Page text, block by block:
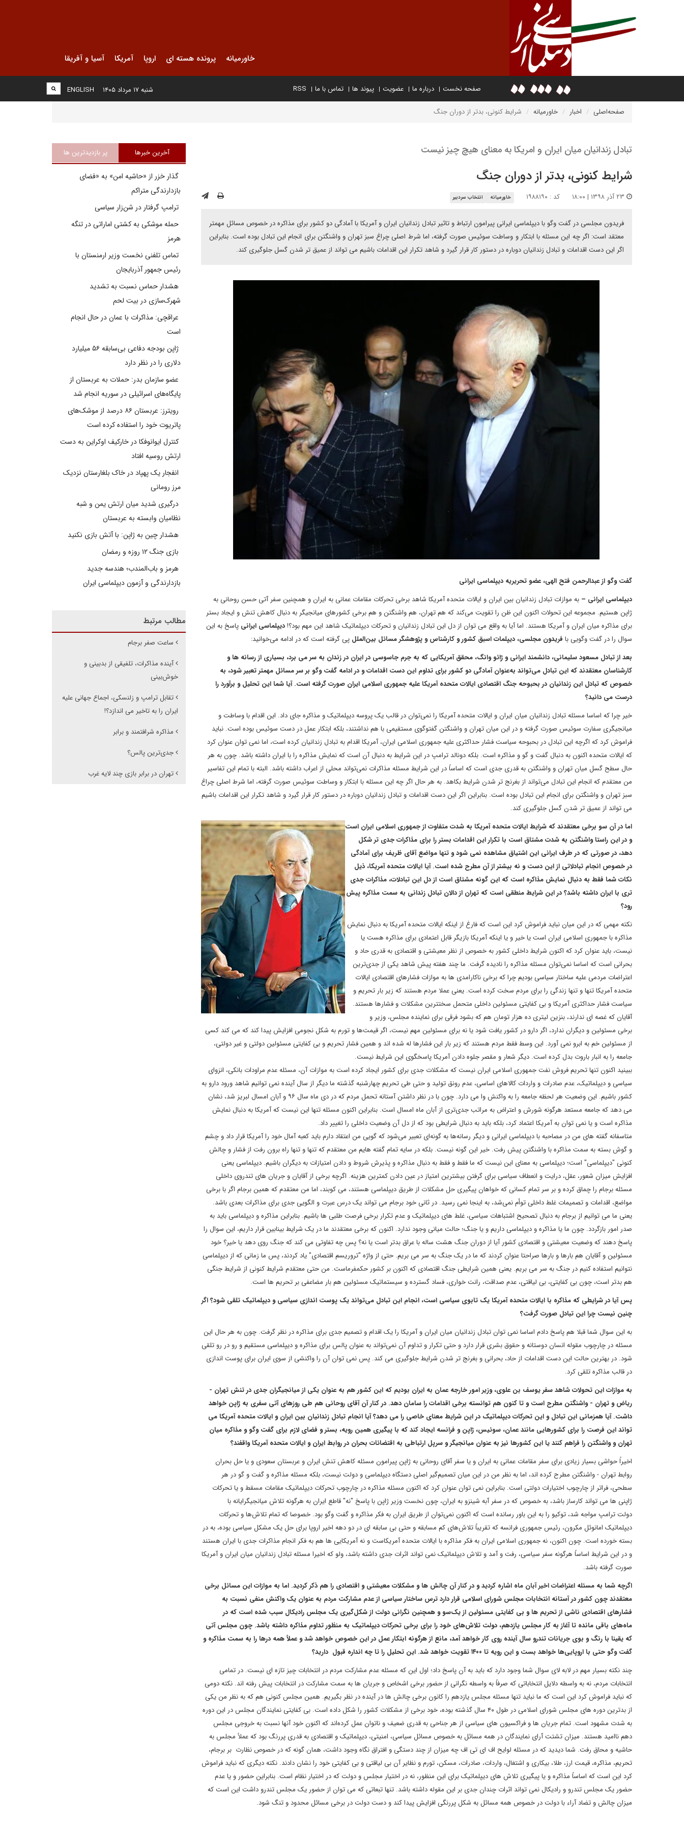
خاورمیانه پرونده هسته ای اروپا آمریکا آسیا و آفریقا
صفحه نخست درباره ما عضویت پیوند ها تماس با ما RSS
ENGLISH شنبه ۱۷ مرداد ۱۴۰۵
صفحه‌اصلی اخبار خاورمیانه شرایط کنونی، بدتر از دوران جنگ
تبادل زندانیان میان ایران و امریکا به معنای هیچ چیز نیست
شرایط کنونی، بدتر از دوران جنگ
کد : ۱۹۸۸۱۹۰ خاورمیانه انتخاب سردبیر
فریدون مجلسی در گفت وگو با دیپلماسی ایرانی پیرامون ارتباط و تاثیر تبادل زندانیان ایران و آمریکا با آمادگی دو کشور برای مذاکره در خصوص مسائل مهمتر
معتقد است: اگر چه این مسئله با ابتکار و وساطت سوئیس صورت گرفته، اما شرط اصلی چراغ سبز تهران و واشنگتن برای انجام این تبادل بوده است. بنابراین
اگر این دست اقدامات و تبادل زندانیان دوباره در دستور کار قرار گیرد و شاهد تکرار این اقدامات باشیم می تواند از عمیق تر شدن گسل جلوگیری کند.
گفت وگو از عبدالرحمن فتح الهی، عضو تحریریه دیپلماسی ایرانی
دیپلماسی ایرانی – به موازات تبادل زندانیان بین ایران و ایالات متحده آمریکا شاهد برخی تحرکات مقامات عمانی به ایران و همچنین سفر آتی حسن روحانی به
ژاپن هستیم. مجموعه این تحولات اکنون این ظن را تقویت می‌کند که هم تهران، هم واشنگتن و هم برخی کشورهای میانجیگر به دنبال کاهش تنش و ایجاد بستر
برای مذاکره میان ایران و آمریکا هستند. اما آیا به واقع می توان از دل این تبادل زندانیان و تحرکات دیپلماتیک شاهد این مهم بود؟!دیپلماسی ایرانی پاسخ به این
سوال را در گفت وگویی با فریدون مجلسی، دیپلمات اسبق کشور و کارشناس و پژوهشگر مسائل بین‌الملل پی گرفته است که در ادامه می‌خوانید:
بعد از تبادل مسعود سلیمانی، دانشمند ایرانی و ژائو وانگ، محقق آمریکایی که به جرم جاسوسی در ایران در زندان به سر می برد، بسیاری از رسانه ها و
کارشناسان معتقدند که این تبادل می‌تواند به‌عنوان آمادگی دو کشور برای تداوم این دست اقدامات و در ادامه گفت وگو بر سر مسائل مهمتر تعبیر شود، به
خصوص که تبادل این زندانیان در بحبوحه جنگ اقتصادی ایالات متحده آمریکا علیه جمهوری اسلامی ایران صورت گرفته است. آیا شما این تحلیل و برآورد را
درست می دانید؟
خیر چرا که اساسا مسئله تبادل زندانیان میان ایران و ایالات متحده آمریکا را نمی‌توان در قالب یک پروسه دیپلماتیک و مذاکره جای داد. این اقدام با وساطت و
میانجیگری سفارت سوئیس صورت گرفته و در این میان تهران و واشنگتن گفتوگوی مستقیمی با هم نداشتند، بلکه ابتکار عمل در دست سوئیس بوده است. نباید
فراموش کرد که اگرچه این تبادل در بحبوحه سیاست فشار حداکثری علیه جمهوری اسلامی ایران، آمریکا اقدام به تبادل زندانیان کرده است، اما نمی توان عنوان کرد
که ایالات متحده اکنون به دنبال گفت و گو و مذاکره است. بلکه دونالد ترامپ در این شرایط به دنبال آن است که نمایش مذاکره را با ایران داشته باشد. چون به هر
حال سطح گسل میان تهران و واشنگتن به قدری جدی است که اساساً در این شرایط مسئله مذاکرات نمی‌تواند محلی از اعراب داشته باشد. البته با تمام این تفاسیر
من معتقدم که انجام این تبادل می‌تواند از بغرنج تر شدن شرایط بکاهد. به هر حال اگر چه این مسئله با ابتکار و وساطت سوئیس صورت گرفته، اما شرط اصلی چراغ
سبز تهران و واشنگتن برای انجام این تبادل بوده است. بنابراین اگر این دست اقدامات و تبادل زندانیان دوباره در دستور کار قرار گیرد و شاهد تکرار این اقدامات باشیم
می تواند از عمیق تر شدن گسل جلوگیری کند.
اما در آن سو برخی معتقدند که شرایط ایالات متحده آمریکا به شدت متفاوت از جمهوری اسلامی ایران است
و در این راستا واشنگتن به شدت مشتاق است با تکرار این اقدامات بستر را برای مذاکرات جدی تر شکل
دهد، در صورتی که در طرف ایرانی این اشتیاق مشاهده نمی شود و تنها مواضع آقای ظریف برای آمادگی
در خصوص انجام تبادلاتی از این دست و نه بیشتر از آن مطرح شده است. آیا ایالات متحده آمریکا، ذیل
نکات شما فقط به دنبال نمایش مذاکره است که این گونه مشتاق است از دل این تبادلات، مذاکرات جدی
تری با ایران داشته باشد؟ در این شرایط منطقی است که تهران از دالان تبادل زندانی به سمت مذاکره پیش
رود؟
نکته مهمی که در این میان نباید فراموش کرد این است که فارغ از اینکه ایالات متحده آمریکا به دنبال نمایش
مذاکره با جمهوری اسلامی ایران است یا خیر و یا اینکه آمریکا بازیگر قابل اعتمادی برای مذاکره هست یا
نیست، باید عنوان کرد که اکنون شرایط داخلی کشور به خصوص از نظر معیشتی و اقتصادی به قدری حاد و
بحرانی است که اساسا نمی‌توان مسئله مذاکره را نادیده گرفت. ما چند هفته پیش شاهد یکی از جدی‌ترین
اعتراضات مردمی علیه ساختار سیاسی بودیم چرا که برخی ناکارامدی ها به موازات فشارهای اقتصادی ایالات
متحده آمریکا تنها و تنها زندگی را برای مردم سخت کرده است. یعنی عملا مردم هستند که زیر بار تحریم و
سیاست فشار حداکثری آمریکا و بی کفایتی مسئولین داخلی متحمل سختترین مشکلات و فشارها هستند.
آقایان که غصه ای ندارند، بنزین لیتری ده هزار تومان هم که بشود فرقی برای نماینده مجلس، وزیر و
برخی مسئولین و دیگران ندارد، اگر دارو در کشور یافت شود یا نه برای مسئولین مهم نیست، اگر قیمت‌ها و تورم به شکل نجومی افزایش پیدا کند که می کند کسی
از مسئولین خم به ابرو نمی آورد. این وسط فقط مردم هستند که زیر بار این فشارها له شده اند و همین فشار تحریم و بی کفایتی مسئولین دولتی و غیر دولتی،
جامعه را به انبار باروت بدل کرده است. دیگر شعار و مقصر جلوه دادن آمریکا پاسخگوی این شرایط نیست.
ببینید اکنون تنها تحریم فروش نفت جمهوری اسلامی ایران نیست که مشکلات جدی برای کشور ایجاد کرده است به موازات آن، مسئله عدم مراودات بانکی، انزوای
سیاسی و دیپلماتیک، عدم صادرات و واردات کالاهای اساسی، عدم رونق تولید و حتی طی تحریم چهارشنبه گذشته ما دیگر از سال آینده نمی توانیم شاهد ورود دارو به
کشور باشیم. این وضعیت هر لحظه جامعه را به واکنش وا می دارد. چون با در نظر داشتن آستانه تحمل مردم که در دی ماه سال ۹۶ و آبان امسال لبریز شد، نشان
می دهد که جامعه مستعد هرگونه شورش و اعتراض به مراتب جدی‌تری از آبان ماه امسال است. بنابراین اکنون مسئله تنها این نیست که آمریکا به دنبال نمایش
مذاکره است و یا نمی توان به آمریکا اعتماد کرد، بلکه باید به دنبال شرایطی بود که از دل آن وضعیت داخلی را تغییر داد.
متاسفانه گفته های من در مصاحبه با دیپلماسی ایرانی و دیگر رسانه‌ها به گونه‌ای تعبیر می‌شود که گویی من اعتقاد دارم باید کعبه آمال خود را آمریکا قرار داد و چشم
و گوش بسته به سمت مذاکره با واشنگتن پیش رفت. خیر این گونه نیست. بلکه در سایه تمام گفته هایم من معتقدم که تنها و تنها راه برون رفت از فشار و چالش
کنونی "دیپلماسی" است؛ دیپلماسی به معنای این نیست که ما فقط و فقط به دنبال مذاکره و پذیرش شروط و دادن امتیازات به دیگران باشیم. دیپلماسی یعنی
افزایش میزان شعور، عقل، درایت و انعطاف سیاسی برای گرفتن بیشترین امتیاز در عین دادن کمترین هزینه. اگرچه برخی از آقایان و جریان های تندروی داخلی
مسئله برجام را چماق کرده و بر سر تمام کسانی که خواهان پیگیری حل مشکلات از طریق دیپلماسی هستند، می کوبند، اما من معتقدم که همین برجام اگر با برخی
مواضع، اقدامات و تصمیمات غلط داخلی توأم نمی‌شد، به اینجا نمی رسید. در ثانی خود برجام می تواند یک درس عبرت و الگویی جدی برای مذاکرات بعدی باشد.
یعنی ما می توانیم از برجام به دنبال تصحیح اشتباهات سیاسی، غلط های دیپلماتیک و عدم تکرار برخی فرصت طلبی ها باشیم. بنابراین مذاکره و دیپلماسی باید به
صدر امور بازگردد. چون ما یا مذاکره و دیپلماسی داریم و یا جنگ؛ حالت میانی وجود ندارد. اکنون که برخی معتقدند ما در یک شرایط بینابین قرار داریم، این سوال را
پاسخ دهند که وضعیت معیشتی و اقتصادی کشور آیا از دوران جنگ هشت ساله با عراق بدتر است یا نه؟ پس چه تفاوتی می کند که جنگ روی دهد یا خیر؟ خود
مسئولین و آقایان هم بارها و بارها صراحتا عنوان کردند که ما در یک جنگ به سر می بریم. حتی از واژه "تروریسم اقتصادی" یاد کردند، پس ما زمانی که از دیپلماسی
نتوانیم استفاده کنیم در جنگ به سر می بریم. یعنی همین شرایطی جنگ اقتصادی که اکنون بر کشور حکمفرماست. من حتی معتقدم شرایط کنونی از شرایط جنگی
هم بدتر است، چون بی کفایتی، بی لیاقتی، عدم صداقت، رانت خواری، فساد گسترده و سیستماتیک مسئولین هم بار مضاعفی بر تحریم ها است.
پس آیا در شرایطی که مذاکره با ایالات متحده آمریکا یک تابوی سیاسی است، انجام این تبادل می‌تواند یک پوست اندازی سیاسی و دیپلماتیک تلقی شود؟ اگر
چنین نیست چرا این تبادل صورت گرفت؟
به این سوال شما قبلا هم پاسخ دادم اساسا نمی توان تبادل زندانیان میان ایران و آمریکا را یک اقدام و تصمیم جدی برای مذاکره در نظر گرفت. چون به هر حال این
مسئله در چارچوب مقوله انسان دوستانه و حقوق بشری قرار دارد و حتی تکرار و تداوم آن نمی‌تواند به عنوان پالس برای مذاکره و دیپلماسی مستقیم و رو در رو تلقی
شود. در بهترین حالت این دست اقدامات از حاد، بحرانی و بغرنج تر شدن شرایط جلوگیری می کند. پس نمی توان آن را واکنشی از سوی ایران برای پوست اندازی
در قالب مذاکره تلقی کرد.
به موازات این تحولات شاهد سفر یوسف بن علوی، وزیر امور خارجه عمان به ایران بودیم که این کشور هم به عنوان یکی از میانجیگران جدی در تنش تهران -
ریاض و تهران - واشنگتن مطرح است و تا کنون هم توانسته برخی اقدامات را سامان دهد. در کنار آن آقای روحانی هم طی روزهای آتی سفری به ژاپن خواهد
داشت. آیا همزمانی این تبادل و این تحرکات دیپلماتیک در این شرایط معنای خاصی را می دهد؟ آیا انجام تبادل زندانیان بین ایران و ایالات متحده آمریکا می
تواند این فرصت را برای کشورهایی مانند عمان، سوئیس، ژاپن و فرانسه ایجاد کند که با پیگیری همین رویه، بستر و فضای لازم برای گفت وگو و مذاکره میان
تهران و واشنگتن را فراهم کنند یا این کشورها نیز به عنوان میانجیگر و سرپل ارتباطی به اقتضائات بحران در روابط ایران و ایالات متحده آمریکا واقفند؟
اخیراً حواشی بسیار زیادی برای سفر مقامات عمانی به ایران و یا سفر آقای روحانی به ژاپن پیرامون مسئله کاهش تنش ایران و عربستان سعودی و یا حل بحران
روابط تهران - واشنگتن مطرح کرده اند، اما به نظر من در این میان تصمیم‌گیر اصلی دستگاه دیپلماسی و دولت نیست، بلکه مسئله مذاکره و گفت و گو در هر
سطحی، فراتر از چارچوب اختیارات دولتی است. بنابراین نمی توان عنوان کرد که اکنون مسئله مذاکره در چارچوب تحرکات دیپلماتیک مقامات مسقط و یا تحرکات
ژاپنی ها می تواند کارساز باشد، به خصوص که در سفر آبه شینزو به ایران، چون نخست وزیر ژاپن با پاسخ "نه" قاطع ایران به هرگونه تلاش میانجیگرایانه با
دولت ترامپ مواجه شد، توکیو را به این باور رسانده است که اکنون نمی‌توان از طریق ایران به فکر مذاکره و گفت وگو بود. خصوصا که تمام تلاش‌ها و تحرکات
دیپلماتیک امانوئل مکرون، رئیس جمهوری فرانسه که تقریباً تلاش‌های کم مسابقه و حتی بی سابقه ای در دو دهه اخیر اروپا برای حل یک مشکل سیاسی بوده، به در
بسته خورده است. چون اکنون، نه جمهوری اسلامی ایران به فکر مذاکره با ایالات متحده آمریکاست و نه آمریکایی ها هم به فکر انجام مذاکرات جدی با ایران هستند
و در این شرایط اساساً هرگونه سفر سیاسی، رفت و آمد و تلاش دیپلماتیک نمی تواند اثرات جدی داشته باشد، ولو که اخیرا مسئله تبادل زندانیان میان ایران و آمریکا
صورت گرفته باشد.
اگرچه شما به مسئله اعتراضات اخیر آبان ماه اشاره کردید و در کنار آن چالش ها و مشکلات معیشتی و اقتصادی را هم ذکر کردید. اما به موازات این مسائل برخی
معتقدند چون کشور در آستانه انتخابات مجلس شورای اسلامی قرار دارد ترس ساختار سیاسی از عدم مشارکت مردم به عنوان یک واکنش منفی نسبت به
فشارهای اقتصادی ناشی از تحریم ها و بی کفایتی مسئولین از یک‌سو و همچنین نگرانی دولت از شکل‌گیری یک مجلس رادیکال سبب شده است که در
ماه‌های باقی مانده تا آغاز به کار مجلس یازدهم، دولت تلاش‌های خود را برای برخی تحرکات دیپلماتیک به منظور تداوم مذاکره داشته باشد. چون مجلس آتی
که یقینا با رنگ و بوی جریانات تندرو سال آینده روی کار خواهد آمد، مانع از هرگونه ابتکار عمل در این خصوص خواهد شد و عملاً همه درها را به سمت مذاکره و
گفت وگو حتی با اروپایی‌ها خواهد بست و این رویه تا ۱۴۰۰ تقویت خواهد شد. این تحلیل را تا چه انداره قبول دارید؟
چند نکته بسیار مهم در لابه لای سوال شما وجود دارد که باید به آن پاسخ داد؛ اول این که مسئله عدم مشارکت مردم در انتخابات چیز تازه ای نیست. در تمامی
انتخابات مردم، نه به واسطه دلایل انتخاباتی که صرفاً به واسطه نگرانی از حضور برخی اشخاص و جریان ها به سمت مشارکت در انتخابات پیش رفته اند. نکته دومی
که نباید فراموش کرد این است که ما نباید تنها مسئله مجلس یازدهم را کانون برخی چالش ها در آینده در نظر بگیریم. همین مجلس کنونی هم که به نظر من یکی
از بدترین دوره های مجلس شورای اسلامی در طول ۴۰ سال گذشته بوده، خود برخی از مشکلات کشور را شکل داده است. بی کفایتی نمایندگان مجلس در این دوره
به شدت مشهود است. تمام جریان ها و فراکسیون های سیاسی از هر جناحی به قدری ضعیف و ناتوان عمل کرده‌اند که اکنون خود آنها نسبت به خروجی مجلس
دهم ناامید هستند. میزان تشتت آرای نمایندگان در همه مسائل به خصوص مسائل سیاسی، امنیتی، دیپلماتیک و اقتصادی به قدری پررنگ بود که عملاً مجلس به
حاشیه و محاق رفت. شما دیدید که در مسئله لوایح اف ای تی اف چه میزان از چند دستگی و افتراق نگاه وجود داشت، همان گونه که در خصوص نظارت بر برجام،
تحریم، مذاکره، قیمت ارز، طلا، بیکاری و اشتغال، واردات، صادرات، مسکن، تورم و نظایر آن بی لیاقتی و بی کفایتی خود را نشان دادند. نکته دیگری که نباید فراموش
کرد این است که اساساً مذاکره و یا پیگیری تلاش های دیپلماتیک برای این منظور، نه در اختیار مجلس و دولت که در اختیار نظام است. بنابراین حضور و یا عدم
حضور یک مجلس تندرو و رادیکال نمی تواند اثرات چندان جدی بر این مقوله داشته باشد. تنها تبعاتی که می توان از حضور یک مجلس تندرو داشت این است که
میزان چالش و تضاد آراء با دولت در خصوص همه مسائل به شکل پررنگی افزایش پیدا کند و دست دولت در برخی مسائل محدود و تنگ شود.
آخرین خبرها پر بازدیدترین ها
گذار خزر از «حاشیه امن» به «فضای
بازدارندگی متراکم
ترامپ گرفتار در شن‌زار سیاسی
حمله موشکی به کشتی اماراتی در تنگه
هرمز
تماس تلفنی نخست وزیر ارمنستان با
رئیس جمهور آذربایجان
هشدار حماس نسبت به تشدید
شهرک‌سازی در بیت‌ لحم
عراقچی: مذاکرات با عمان در حال انجام
است
ژاپن بودجه دفاعی بی‌سابقه ۵۶ میلیارد
دلاری را در نظر دارد
عضو سازمان بدر: حملات به عربستان از
پایگاه‌های اسرائیلی در سوریه انجام شد
رویترز: عربستان ۸۶ درصد از موشک‌های
پاتریوت خود را استفاده کرده است
کنترل ایوانوفکا در خارکیف اوکراین به دست
ارتش روسیه افتاد
انفجار یک پهپاد در خاک بلغارستان نزدیک
مرز رومانی
درگیری شدید میان ارتش یمن و شبه
نظامیان وابسته به عربستان
هشدار چین به ژاپن: با آتش بازی نکنید
بازی جنگ ۱۲ روزه و رمضان
هرمز و باب‌المندب؛ هندسه جدید
بازدارندگی و آزمون دیپلماسی ایران
مطالب مرتبط
ساعت صفر برجام
آینده مذاکرات، تلفیقی از بدبینی و
خوش‌بینی
تقابل ترامپ و زلنسکی، اجماع جهانی علیه
ایران را به تاخیر می اندازد؟!
مذاکره شرافتمند و برابر
جدی‌ترین پالس؟
تهران در برابر بازی چند لایه غرب